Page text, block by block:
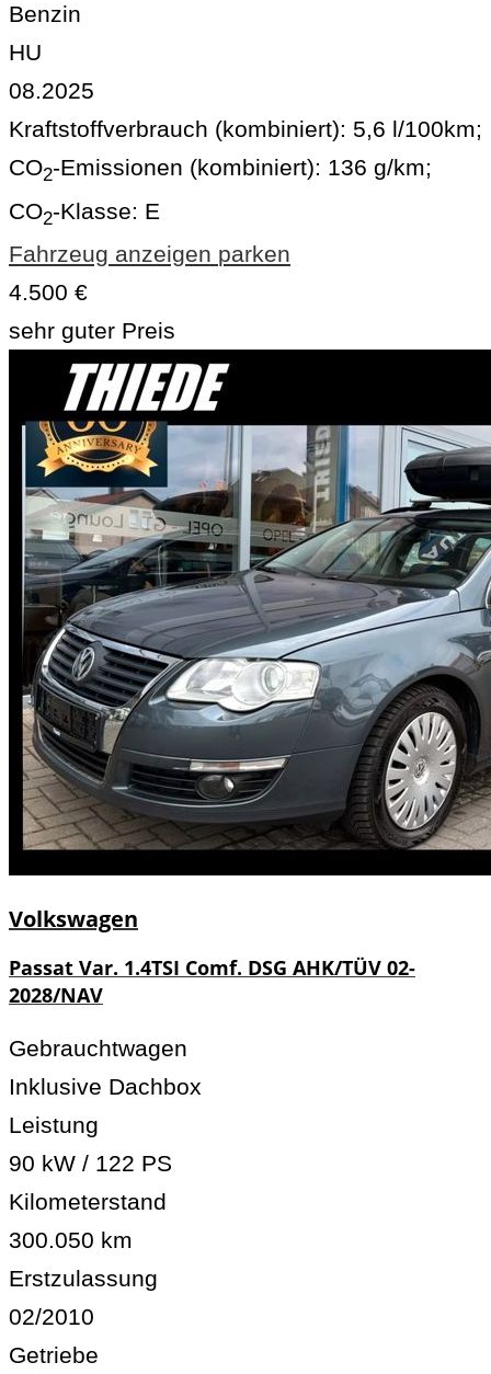
Benzin
HU
08.2025
Kraftstoffverbrauch (kombiniert): 5,6 l/100km;
CO2-Emissionen (kombiniert): 136 g/km;
CO2-Klasse: E
Fahrzeug anzeigen parken
4.500 €
sehr guter Preis
Volkswagen
Passat Var. 1.4TSI Comf. DSG AHK/TÜV 02-
2028/NAV
Gebrauchtwagen
Inklusive Dachbox
Leistung
90 kW / 122 PS
Kilometerstand
300.050 km
Erstzulassung
02/2010
Getriebe